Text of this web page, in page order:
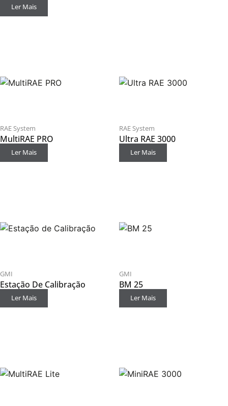
Ler Mais
RAE System
MultiRAE PRO
Ler Mais
RAE System
Ultra RAE 3000
Ler Mais
GMI
Estação De Calibração
Ler Mais
GMI
BM 25
Ler Mais